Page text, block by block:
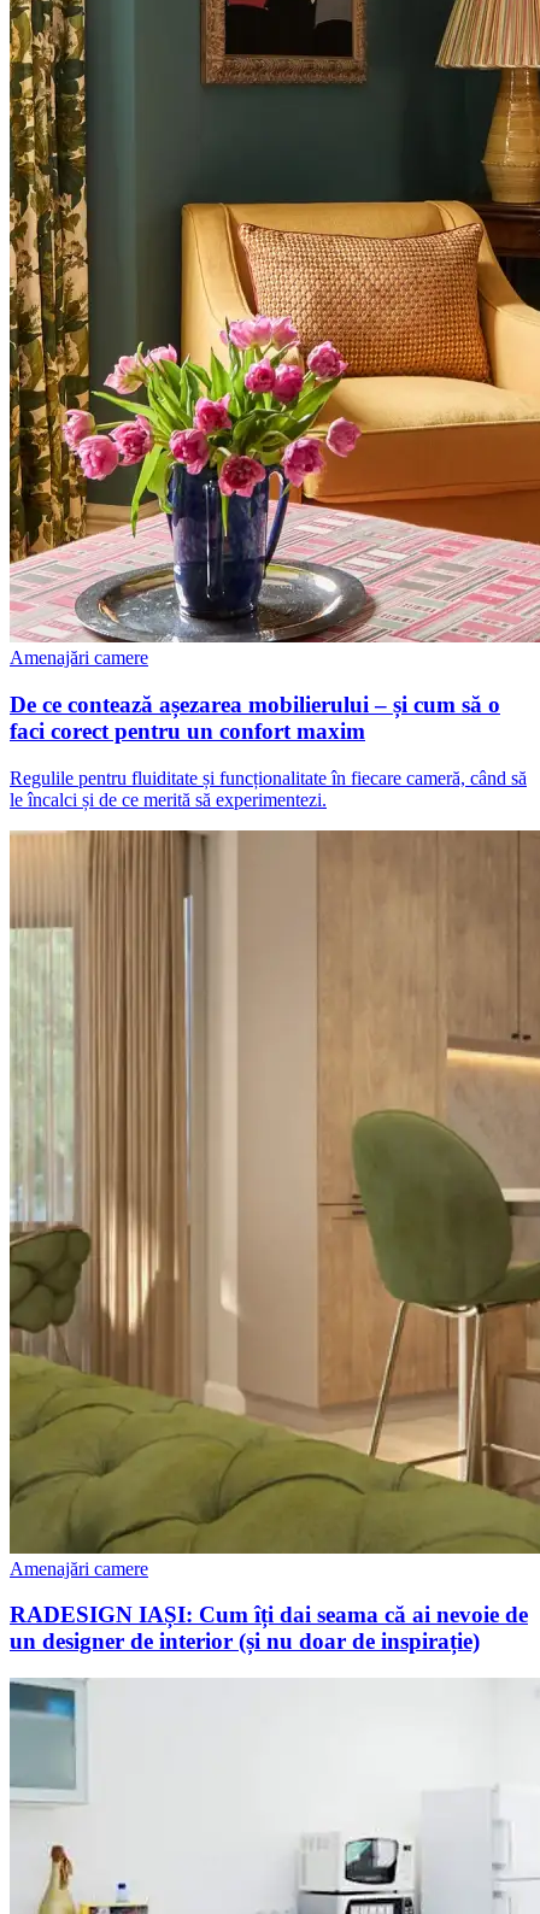
Amenajări camere
De ce contează așezarea mobilierului – și cum să o
faci corect pentru un confort maxim
Regulile pentru fluiditate și funcționalitate în fiecare cameră, când să
le încalci și de ce merită să experimentezi.
Amenajări camere
RADESIGN IAȘI: Cum îți dai seama că ai nevoie de
un designer de interior (și nu doar de inspirație)